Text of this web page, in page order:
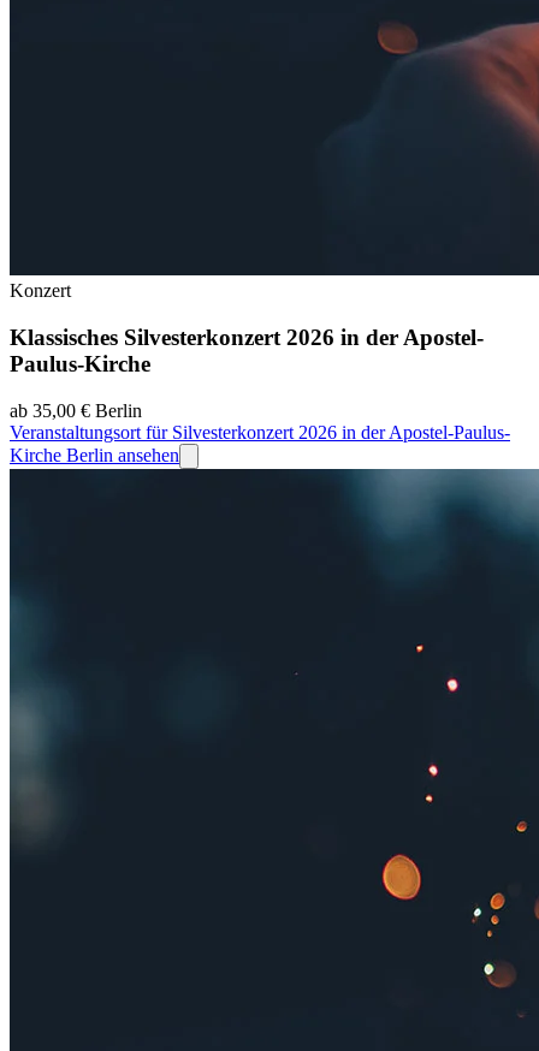
Konzert
Klassisches Silvesterkonzert 2026 in der Apostel-
Paulus-Kirche
ab 35,00 € Berlin
Veranstaltungsort für Silvesterkonzert 2026 in der Apostel-Paulus-
Kirche Berlin ansehen